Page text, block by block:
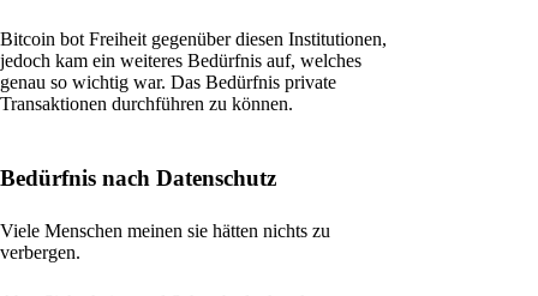
Bitcoin bot Freiheit gegenüber diesen Institutionen,
jedoch kam ein weiteres Bedürfnis auf, welches
genau so wichtig war. Das Bedürfnis private
Transaktionen durchführen zu können.
Bedürfnis nach Datenschutz
Viele Menschen meinen sie hätten nichts zu
verbergen.